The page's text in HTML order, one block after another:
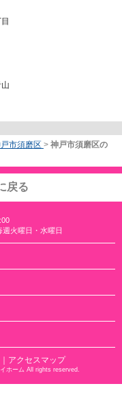
市須磨区 > 神戸市須磨区の
戻る
火曜日・水曜日
｜アクセスマップ
ホーム All rights reserved.